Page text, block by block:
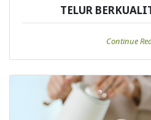
TELUR
Continue